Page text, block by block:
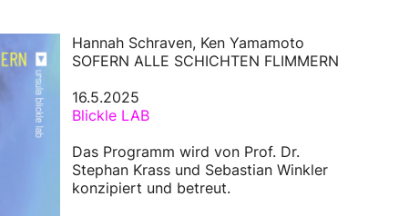
Hannah Schraven, Ken Yamamoto
SOFERN ALLE SCHICHTEN FLIMMERN
16.5.2025
Blickle LAB
Das Programm wird von Prof. Dr.
Stephan Krass und Sebastian Winkler
konzipiert und betreut.